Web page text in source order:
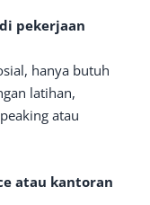
pekerjaan
hanya butuh
latihan,
atau
atau kantoran